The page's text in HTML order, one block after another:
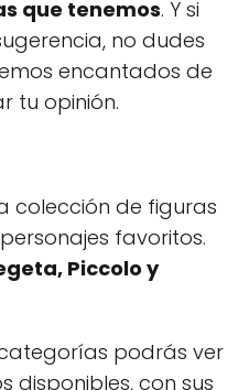
que tenemos. Y si
no dudes
encantados de
tu opinión.
colección de figuras
favoritos.
Piccolo y
podrás ver
disponibles, con sus